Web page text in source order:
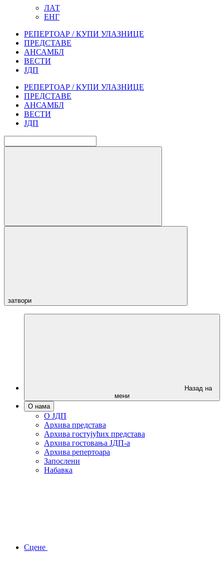
ЛАТ
ЕНГ
РЕПЕРТОАР / КУПИ УЛАЗНИЦЕ
ПРЕДСТАВЕ
АНСАМБЛ
ВЕСТИ
ЈДП
РЕПЕРТОАР / КУПИ УЛАЗНИЦЕ
ПРЕДСТАВЕ
АНСАМБЛ
ВЕСТИ
ЈДП
затвори
Назад на
мени
О нама
О ЈДП
Архива представа
Архива гостујућих представа
Архива гостовања ЈДП-а
Архива репертоара
Запослени
Набавка
Сцене